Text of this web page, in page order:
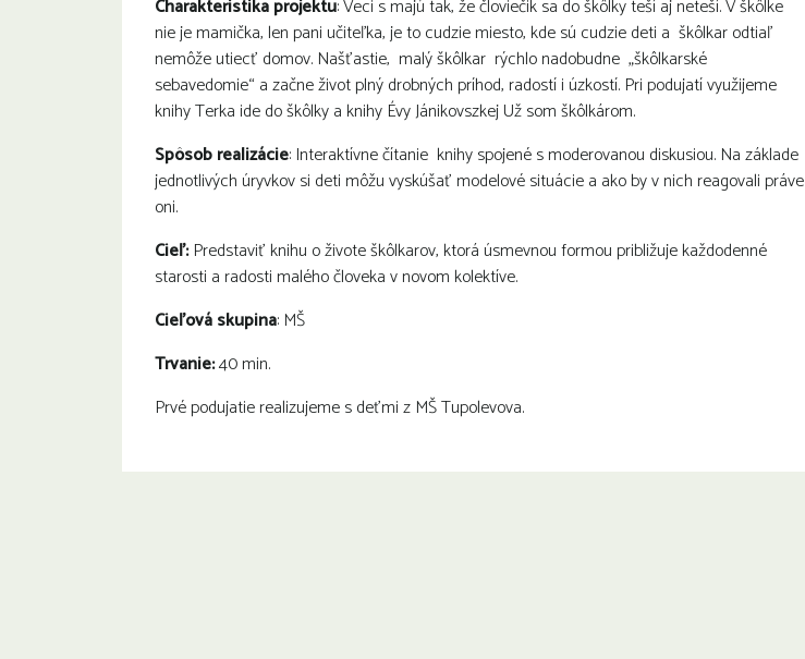
Charakteristika projektu: Veci s majú tak, že človiečik sa do škôlky teší aj neteší. V škôlke
nie je mamička, len pani učiteľka, je to cudzie miesto, kde sú cudzie deti a škôlkar odtiaľ
nemôže utiecť domov. Našťastie, malý škôlkar rýchlo nadobudne „škôlkarské
sebavedomie“ a začne život plný drobných príhod, radostí i úzkostí. Pri podujatí využijeme
knihy Terka ide do škôlky a knihy Évy Jánikovszkej Už som škôlkárom.
Spôsob realizácie: Interaktívne čítanie knihy spojené s moderovanou diskusiou. Na základe
jednotlivých úryvkov si deti môžu vyskúšať modelové situácie a ako by v nich reagovali práve
oni.
Cieľ:Predstaviť knihu o živote škôlkarov, ktorá úsmevnou formou približuje každodenné
starosti a radosti malého človeka v novom kolektíve.
Cieľová skupina: MŠ
Trvanie:40 min.
Prvé podujatie realizujeme s deťmi z MŠ Tupolevova.